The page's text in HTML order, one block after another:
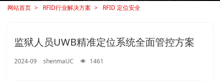
网站首页 RFID行业解决方案 RFID 定位安全
监狱人员UWB精准定位系统全面管控方案
2024-09 shenmaUC 1461